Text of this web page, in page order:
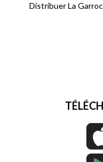
Distribuer La